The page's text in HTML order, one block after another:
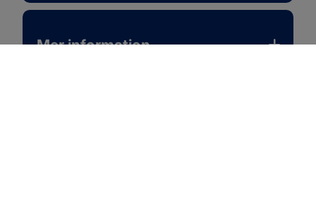
Mer information